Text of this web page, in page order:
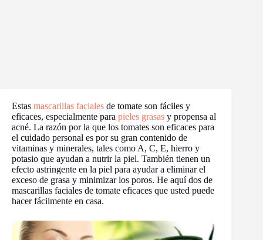
Estas mascarillas faciales de tomate son fáciles y
eficaces, especialmente para pieles grasas y propensa al
acné. La razón por la que los tomates son eficaces para
el cuidado personal es por su gran contenido de
vitaminas y minerales, tales como A, C, E, hierro y
potasio que ayudan a nutrir la piel. También tienen un
efecto astringente en la piel para ayudar a eliminar el
exceso de grasa y minimizar los poros. He aquí dos de
mascarillas faciales de tomate eficaces que usted puede
hacer fácilmente en casa.